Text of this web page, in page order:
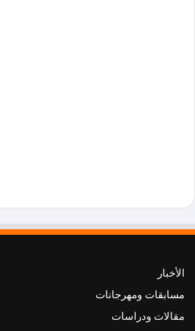
الأخبار
مسابقات ومهرجانات
مقالات ودراسات